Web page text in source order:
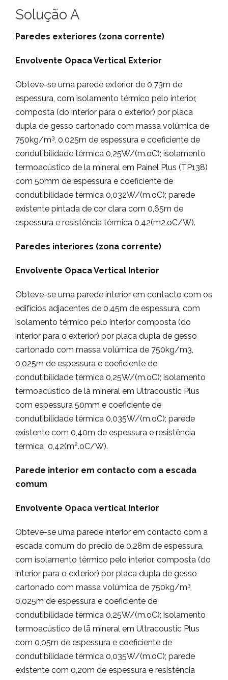
Solução A
Paredes exteriores (zona corrente)
Envolvente Opaca Vertical Exterior
Obteve-se uma parede exterior de 0,73m de
espessura, com isolamento térmico pelo interior,
composta (do interior para o exterior) por placa
dupla de gesso cartonado com massa volúmica de
750kg/m3, 0,025m de espessura e coeficiente de
condutibilidade térmica 0,25W/(m.oC); isolamento
termoacústico de la mineral em Painel Plus (TP138)
com 50mm de espessura e coeficiente de
condutibilidade térmica 0,032W/(m.oC); parede
existente pintada de cor clara com 0,65m de
espessura e resistência térmica 0,42(m2.oC/W).
Paredes interiores (zona corrente)
Envolvente Opaca Vertical Interior
Obteve-se uma parede interior em contacto com os
edifícios adjacentes de 0,45m de espessura, com
isolamento térmico pelo interior composta (do
interior para o exterior) por placa dupla de gesso
cartonado com massa volúmica de 750kg/m3,
0,025m de espessura e coeficiente de
condutibilidade térmica 0,25W/(m.oC); isolamento
termoacústico de lã mineral em Ultracoustic Plus
com espessura 50mm e coeficiente de
condutibilidade térmica 0,035W/(m.oC); parede
existente com 0,40m de espessura e resistência
térmica 0,42(m2.oC/W).
Parede interior em contacto com a escada
comum
Envolvente Opaca vertical Interior
Obteve-se uma parede interior em contacto com a
escada comum do prédio de 0,28m de espessura,
com isolamento térmico pelo interior, composta (do
interior para o exterior) por placa dupla de gesso
cartonado com massa volúmica de 750kg/m3,
0,025m de espessura e coeficiente de
condutibilidade térmica 0,25W/(m.oC); isolamento
termoacústico de lã mineral em Ultracoustic Plus
com 0,05m de espessura e coeficiente de
condutibilidade térmica 0,035W/(m.oC); parede
existente com 0,20m de espessura e resistência